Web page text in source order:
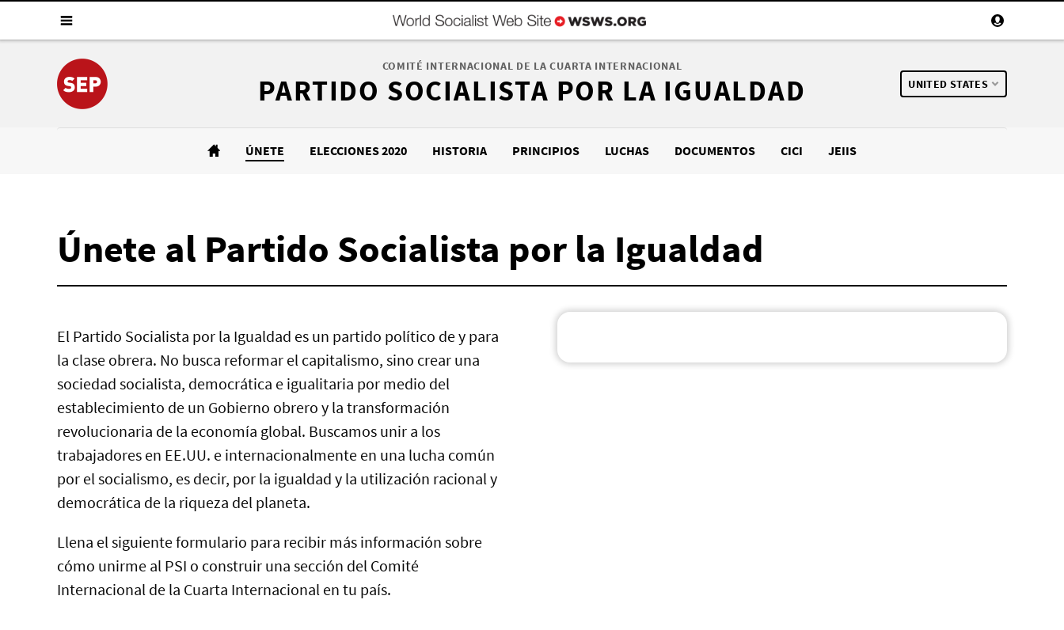
COMITÉ INTERNACIONAL DE LA CUARTA INTERNACIONAL
PARTIDO SOCIALISTA POR LA IGUALDAD UNITED STATES
ÚNETE ELECCIONES 2020 HISTORIA PRINCIPIOS LUCHAS DOCUMENTOS CICI JEIIS
Únete al Partido Socialista por la Igualdad
El Partido Socialista por la Igualdad es un partido político de y para
la clase obrera. No busca reformar el capitalismo, sino crear una
sociedad socialista, democrática e igualitaria por medio del
establecimiento de un Gobierno obrero y la transformación
revolucionaria de la economía global. Buscamos unir a los
trabajadores en EE.UU. e internacionalmente en una lucha común
por el socialismo, es decir, por la igualdad y la utilización racional y
democrática de la riqueza del planeta.
Llena el siguiente formulario para recibir más información sobre
cómo unirme al PSI o construir una sección del Comité
Internacional de la Cuarta Internacional en tu país.